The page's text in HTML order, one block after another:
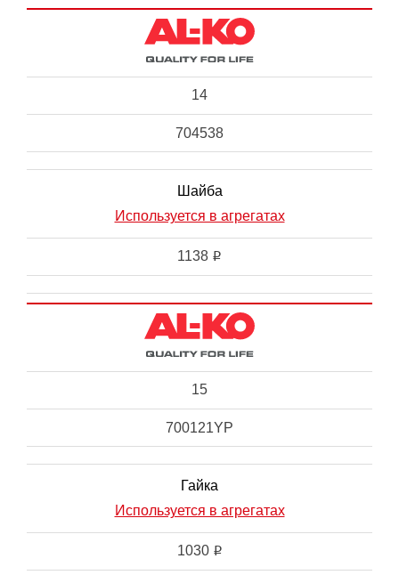
14
704538
Шайба
Используется в агрегатах
1138 i
15
700121YP
Гайка
Используется в агрегатах
1030 i